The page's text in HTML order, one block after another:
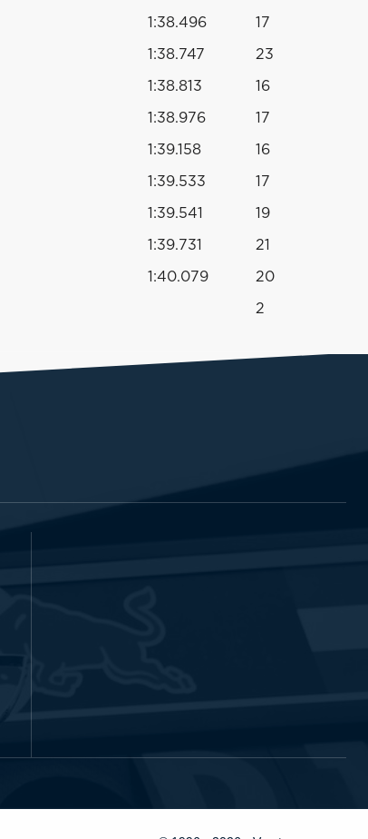
1:38.496 17
1:38.747 23
1:38.813 16
1:38.976 17
1:39.158 16
1:39.533 17
1:39.541 19
1:39.731 21
1:40.079 20
2